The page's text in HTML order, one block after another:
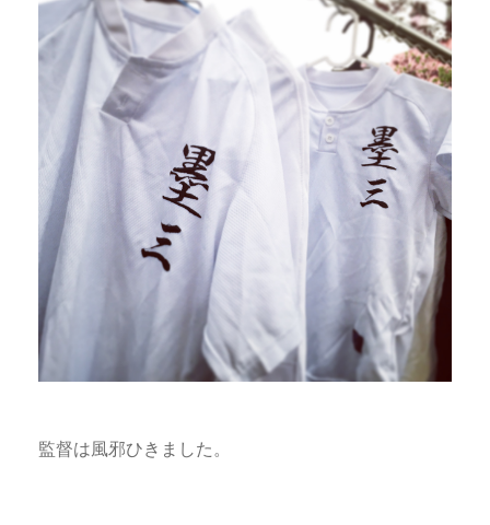
監督は風邪ひきました。